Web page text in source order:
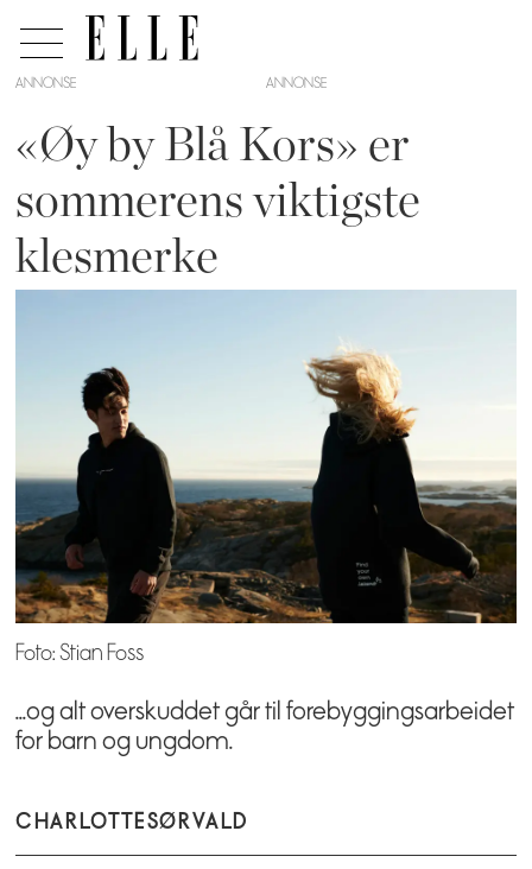
ANNONSE
«Øy by Blå Kors» er
sommerens viktigste
klesmerke
Foto: Stian Foss
...og alt overskuddet går til forebyggingsarbeidet
for barn og ungdom.
CHARLOTTESØRVALD